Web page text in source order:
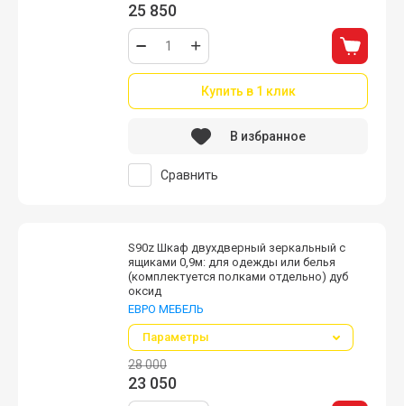
25 850
Купить в 1 клик
Сравнить
В избранное
S90z Шкаф двухдверный зеркальный с
ящиками 0,9м: для одежды или белья
(комплектуется полками отдельно) дуб
оксид
ЕВРО МЕБЕЛЬ
Параметры
28 000
23 050